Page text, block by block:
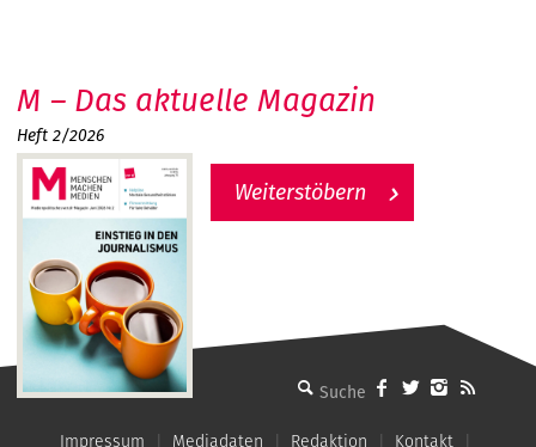
MMM - Menschen machen Medien
M – Das aktuelle Magazin
Heft 2/2026
Weiterstöbern
Impressum Mediadaten Redaktion Kontakt